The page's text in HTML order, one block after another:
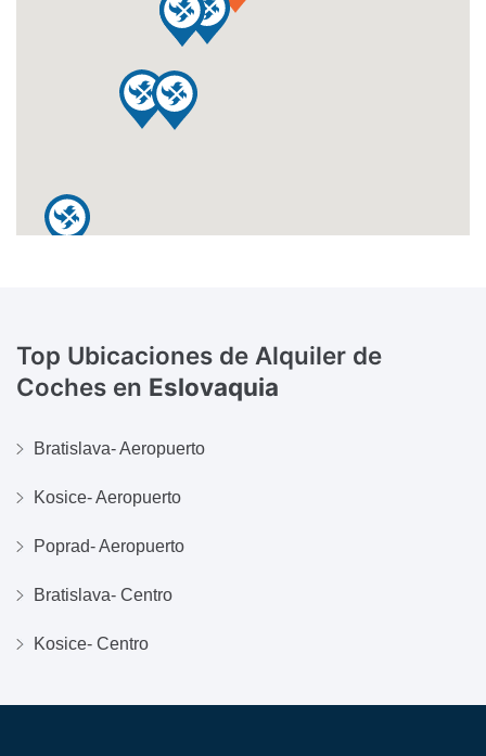
Top Ubicaciones de Alquiler de
Coches en Eslovaquia
Bratislava- Aeropuerto
Kosice- Aeropuerto
Poprad- Aeropuerto
Bratislava- Centro
Kosice- Centro